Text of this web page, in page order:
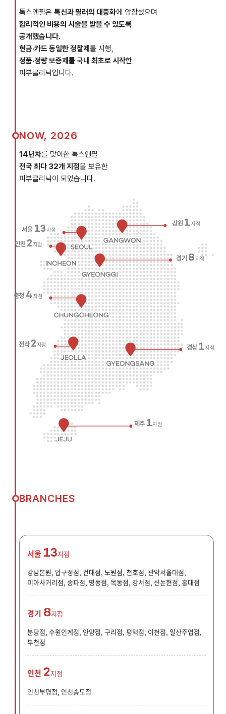
톡스앤필은 톡신과 필러의 대중화에 앞장섰으며
합리적인 비용의 시술을 받을 수 있도록
공개했습니다.
현금·카드 동일한 정찰제 를 시행,
정품·정량 보증제를 국내 최초로 시작한
피부클리닉입니다.
NOW, 2026
14년차를 맞이한 톡스앤필
전국 최다 32개 지점을 보유한
피부클리닉이 되었습니다.
서울 13지점
인천2지점
경기 8지점
강원 1지점
충청 4지점
전라2지점 경상 1지점
제주 1지점
BRANCHES
서울 13지점
강남본원, 압구정점, 건대점, 노원점, 천호점, 관악서울대점,
미아사거리점, 송파점, 명동점, 목동점, 강서점, 신논현점, 홍대점
경기 8지점
분당점, 수원인계점, 안양점, 구리점, 평택점, 이천점, 일산주엽점,
부천점
인천 2지점
인천부평점, 인천송도점